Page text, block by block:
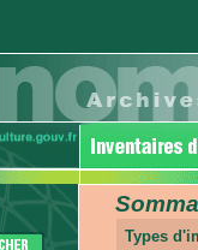
Types